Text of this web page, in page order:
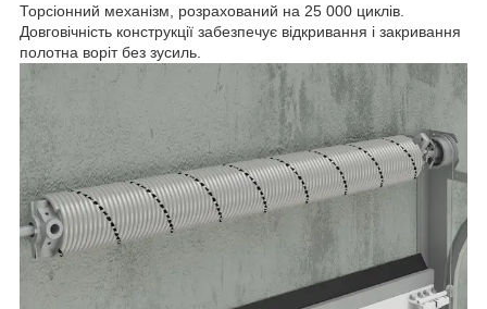
Торсіонний механізм, розрахований на 25 000 циклів.
Довговічність конструкції забезпечує відкривання і закривання
полотна воріт без зусиль.